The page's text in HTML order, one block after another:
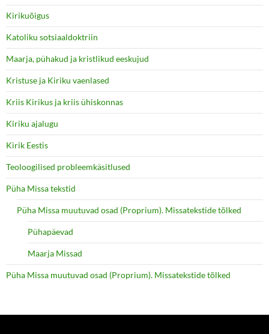
Kirikuõigus
Katoliku sotsiaaldoktriin
Maarja, pühakud ja kristlikud eeskujud
Kristuse ja Kiriku vaenlased
Kriis Kirikus ja kriis ühiskonnas
Kiriku ajalugu
Kirik Eestis
Teoloogilised probleemkäsitlused
Püha Missa tekstid
Püha Missa muutuvad osad (Proprium). Missatekstide tõlked
Pühapäevad
Maarja Missad
Püha Missa muutuvad osad (Proprium). Missatekstide tõlked